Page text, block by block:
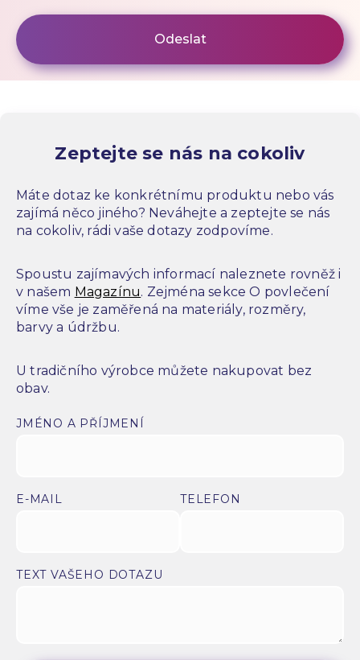
Zeptejte se nás na cokoliv
Máte dotaz ke konkrétnímu produktu nebo vás
zajímá něco jiného? Neváhejte a zeptejte se nás
na cokoliv, rádi vaše dotazy zodpovíme.
Spoustu zajímavých informací naleznete rovněž i
v našem Magazínu. Zejména sekce O povlečení
víme vše je zaměřená na materiály, rozměry,
barvy a údržbu.
U tradičního výrobce můžete nakupovat bez
obav.
JMÉNO A PŘÍJMENÍ
E-MAIL TELEFON
TEXT VAŠEHO DOTAZU